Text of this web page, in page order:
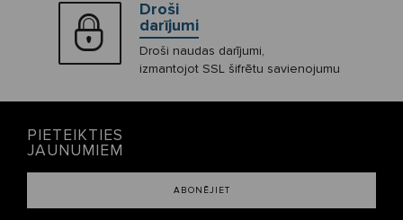
Droši
darījumi
Droši naudas darījumi,
izmantojot SSL šifrētu savienojumu
PIETEIKTIES
JAUNUMIEM
ABONĒJIET